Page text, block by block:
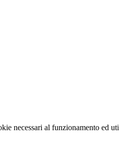
necessari al funzionamento ed